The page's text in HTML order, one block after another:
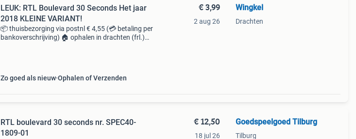
LEUK: RTL Boulevard 30 Seconds Het jaar
2018 KLEINE VARIANT!
📦 thuisbezorging via postnl € 4,55 (💳 betaling per
bankoverschrijving) 🏠 ophalen in drachten (frl.)
Zo goed als nieuw Ophalen of Verzenden
€ 3,99
2 aug 26
Wingkel
Drachten
RTL boulevard 30 seconds nr. SPEC40-
1809-01
€ 12,50
18 jul 26
Goedspeelgoed Tilburg
Tilburg